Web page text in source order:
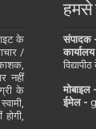
के
/
नहीं
के
हमसे
संपादक
मोबाइल -
ईमेल -